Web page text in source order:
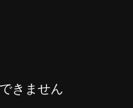
きません